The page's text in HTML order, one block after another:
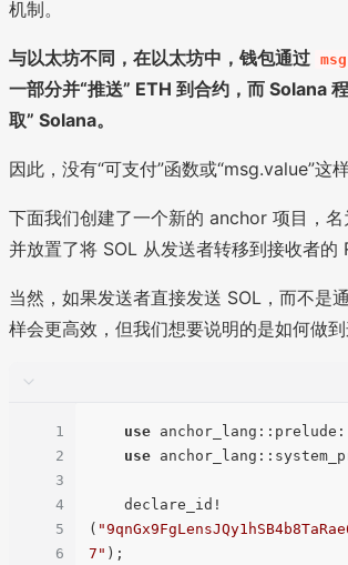
机制。
与以太坊不同，在以太坊中，钱包通过
一部分并“推送” ETH 到合约，而 Solana
取” Solana。
因此，没有“可支付”函数或“msg.value”这样
下面我们创建了一个新的 anchor 项目，名
并放置了将 SOL 从发送者转移到接收者的
当然，如果发送者直接发送 SOL，而不是
样会更高效，但我们想要说明的是如何做到
1
2
3
4
5
6
use
use
(
7" );